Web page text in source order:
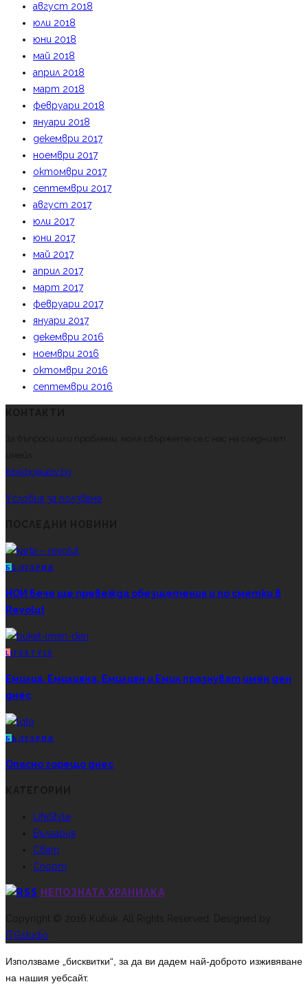
август 2018
юли 2018
юни 2018
май 2018
април 2018
март 2018
февруари 2018
януари 2018
декември 2017
ноември 2017
октомври 2017
септември 2017
август 2017
юли 2017
юни 2017
май 2017
април 2017
март 2017
февруари 2017
януари 2017
декември 2016
ноември 2016
октомври 2016
септември 2016
За въпроси или проблеми, моля свържете се с нас на следният
имейл.
kibikbg@abv.bg
Условия за ползване
Б ЪЛГАРИЯ
НОИ вече ще превежда обезщетения и по сметки в
Revolut
L IFESTYLE
Емилия, Емилияна, Емилиян и Емил празнуват имен ден
днес
Б ЪЛГАРИЯ
Опасно горещо днес
LifeStyle
България
Свят
Спорт
НЕПОЗНАТА ХРАНИЛКА
Copyright © 2016 Кибик. All Rights Reserved. Designed by
ITGstudio
Използваме „бисквитки“, за да ви дадем най-доброто изживяване
на нашия уебсайт.